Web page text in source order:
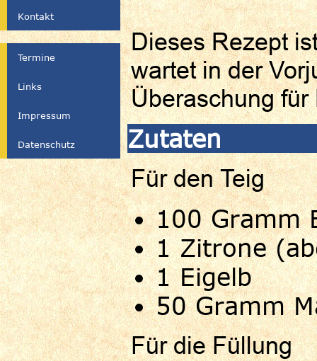
Dieses Rezept
wartet in der
Überaschung
Zutaten
Für den Teig
100 Gramm
1 Zitrone
1 Eigelb
50 Gramm
Für die Füllung
Kontakt
Termine
Links
Impressum
Datenschutz